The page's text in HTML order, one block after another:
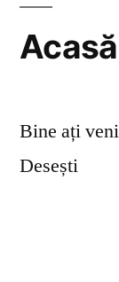
Acasă
Bine ați
Desești